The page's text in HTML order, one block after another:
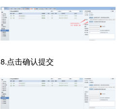
8.点击确认提交